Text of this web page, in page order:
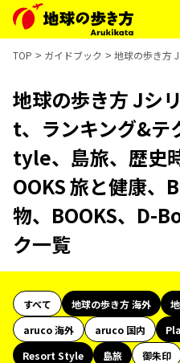
TOP ガイドブック 地球の歩き方
地球の歩き方 Jシ
t、ランキング&テ
tyle、島旅、歴史
OOKS 旅と健康、
物、BOOKS、D-
ク一覧
すべて 地球の歩き方 海外
aruco 海外
aruco 国内
Resort Style
島旅 御朱印